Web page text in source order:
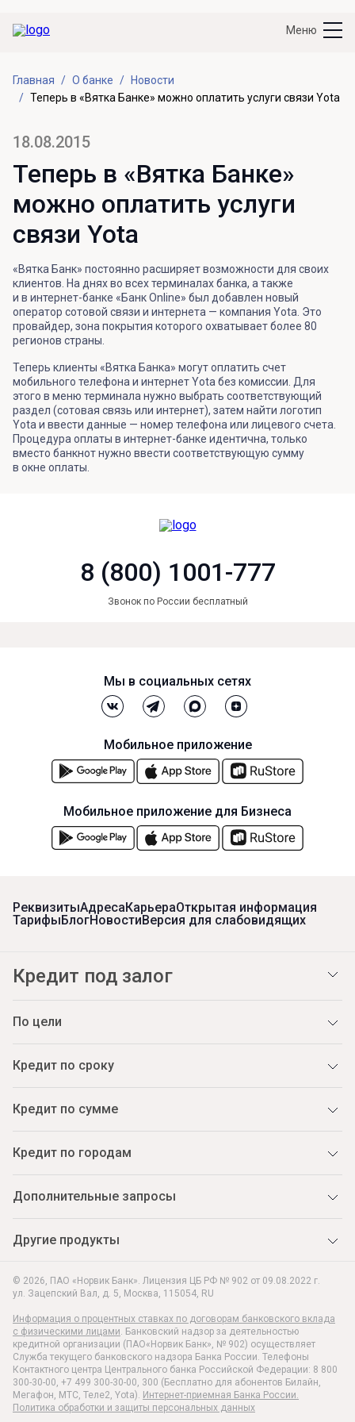
Меню
Главная О банке
Новости
Теперь в «Вятка Банке» можно оплатить услуги связи Yota
18.08.2015
Теперь в «Вятка Банке»
можно оплатить услуги
связи Yota
«Вятка Банк» постоянно расширяет возможности для своих
клиентов. На днях во всех терминалах банка, а также
и в интернет-банке «Банк Online» был добавлен новый
оператор сотовой связи и интернета — компания Yota. Это
провайдер, зона покрытия которого охватывает более 80
регионов страны.
Теперь клиенты «Вятка Банка» могут оплатить счет
мобильного телефона и интернет Yota без комиссии. Для
этого в меню терминала нужно выбрать соответствующий
раздел (сотовая связь или интернет), затем найти логотип
Yota и ввести данные — номер телефона или лицевого счета.
Процедура оплаты в интернет-банке идентична, только
вместо банкнот нужно ввести соответствующую сумму
в окне оплаты.
8 (800) 1001-777
Звонок по России бесплатный
© 2026, ПАО «Норвик Банк». Лицензия ЦБ РФ № 902 от 09.08.2022 г.
ул. Зацепский Вал, д. 5, Москва, 115054, RU
Информация о процентных ставках по договорам банковского вклада
с физическими лицами. Банковский надзор за деятельностью
кредитной организации (ПАО«Норвик Банк», № 902) осуществляет
Служба текущего банковского надзора Банка России. Телефоны
Контактного центра Центрального банка Российской Федерации: 8 800
300-30-00, +7 499 300-30-00, 300 (Бесплатно для абонентов Билайн,
Мегафон, МТС, Теле2, Yota). Интернет-приемная Банка России.
Политика обработки и защиты персональных данных
РеквизитыАдресаКарьераОткрытая информация
ТарифыБлогНовостиВерсия для слабовидящих
Кредит под залог
По цели
Кредит по сроку
Кредит по сумме
Кредит по городам
Дополнительные запросы
Другие продукты
Мы в социальных сетях
Мобильное приложение
Мобильное приложение для Бизнеса